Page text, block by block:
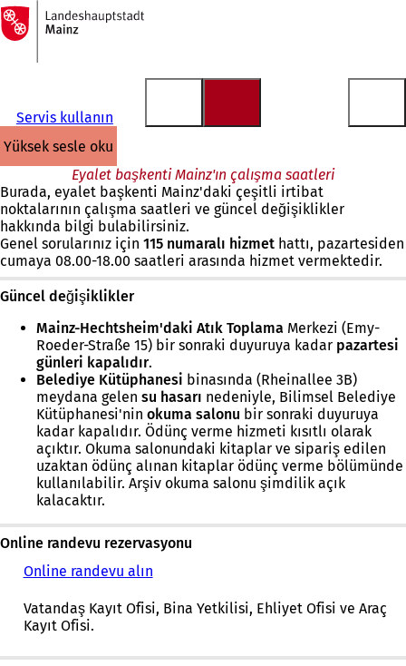
İçeriğe atla
Ana
sayfaya
Servis kullanın
yüksek sesle oku
Eyalet başkenti Mainz'ın çalışma saatleri
Burada, eyalet başkenti Mainz'daki çeşitli irtibat
noktalarının çalışma saatleri ve güncel değişiklikler
hakkında bilgi bulabilirsiniz.
Genel sorularınız için 115 numaralı hizmet hattı, pazartesiden
cumaya 08.00-18.00 saatleri arasında hizmet vermektedir.
Güncel değişiklikler
Mainz-Hechtsheim'daki Atık Toplama Merkezi (Emy-
Roeder-Straße 15) bir sonraki duyuruya kadar pazartesi
günleri kapalıdır.
Belediye Kütüphanesi binasında (Rheinallee 3B)
meydana gelen su hasarı nedeniyle, Bilimsel Belediye
Kütüphanesi'nin okuma salonu bir sonraki duyuruya
kadar kapalıdır. Ödünç verme hizmeti kısıtlı olarak
açıktır. Okuma salonundaki kitaplar ve sipariş edilen
uzaktan ödünç alınan kitaplar ödünç verme bölümünde
kullanılabilir. Arşiv okuma salonu şimdilik açık
kalacaktır.
Online randevu rezervasyonu
Online randevu alın
Vatandaş Kayıt Ofisi, Bina Yetkilisi, Ehliyet Ofisi ve Araç
Kayıt Ofisi.